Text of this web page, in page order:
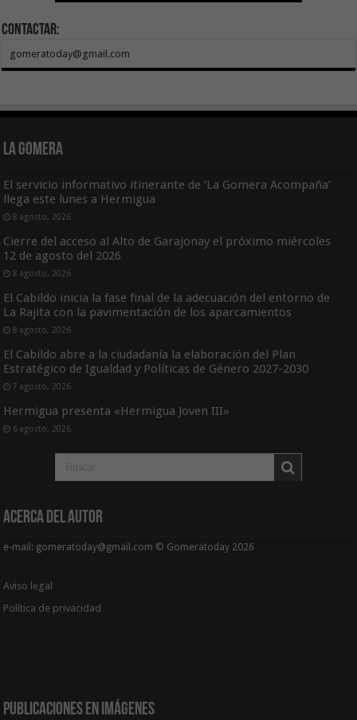
Contactar:
gomeratoday@gmail.com
La Gomera
El servicio informativo itinerante de ‘La Gomera Acompaña’
llega este lunes a Hermigua
8 agosto, 2026
Cierre del acceso al Alto de Garajonay el próximo miércoles
12 de agosto del 2026
8 agosto, 2026
El Cabildo inicia la fase final de la adecuación del entorno de
La Rajita con la pavimentación de los aparcamientos
8 agosto, 2026
El Cabildo abre a la ciudadanía la elaboración del Plan
Estratégico de Igualdad y Políticas de Género 2027-2030
7 agosto, 2026
Hermigua presenta «Hermigua Joven III»
6 agosto, 2026
Acerca del Autor
e-mail: gomeratoday@gmail.com © Gomeratoday 2026
Aviso legal
Política de privacidad
Publicaciones en Imágenes